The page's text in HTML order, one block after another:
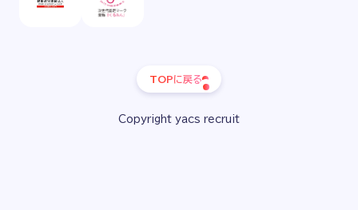
TOPに戻る
Copyright yacs recruit